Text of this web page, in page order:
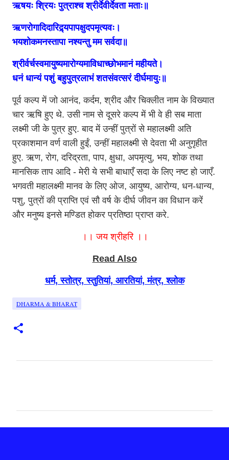
ऋषयः श्रियः पुत्राश्च श्रीर्देवीर्देवता मताः॥
ऋणरोगादिदारिद्र्यपापक्षुदपमृत्यवः।
भयशोकमनस्तापा नश्यन्तु मम सर्वदा॥
श्रीर्वर्चस्वमायुष्यमारोग्यमाविधाच्छोभमानं महीयते।
धनं धान्यं पशुं बहुपुत्रलाभं शतसंवत्सरं दीर्घमायुः॥
पूर्व कल्प में जो आनंद, कर्दम, श्रीद और चिक्लीत नाम के विख्यात
चार ऋषि हुए थे. उसी नाम से दूसरे कल्प में भी वे ही सब माता
लक्ष्मी जी के पुत्र हुए. बाद में उन्हीं पुत्रों से महालक्ष्मी अति
प्रकाशमान वर्ण वाली हुईं, उन्हीं महालक्ष्मी से देवता भी अनुगृहीत
हुए. ऋण, रोग, दरिद्रता, पाप, क्षुधा, अपमृत्यु, भय, शोक तथा
मानसिक ताप आदि - मेरी ये सभी बाधाएँ सदा के लिए नष्ट हो जाएँ.
भगवती महालक्ष्मी मानव के लिए ओज, आयुष्य, आरोग्य, धन-धान्य,
पशु, पुत्रों की प्राप्ति एवं सौ वर्ष के दीर्घ जीवन का विधान करें
और मनुष्य इनसे मण्डित होकर प्रतिष्ठा प्राप्त करे.
।। जय श्रीहरि ।।
Read Also
धर्म, स्तोत्र, स्तुतियां, आरतियां, मंत्र, श्लोक
DHARMA & BHARAT